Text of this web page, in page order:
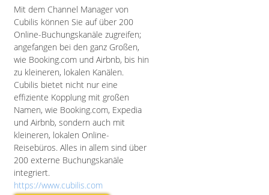
Mit dem Channel Manager von
Cubilis können Sie auf über 200
Online-Buchungskanäle zugreifen;
angefangen bei den ganz Großen,
wie Booking.com und Airbnb, bis hin
zu kleineren, lokalen Kanälen.
Cubilis bietet nicht nur eine
effiziente Kopplung mit großen
Namen, wie Booking.com, Expedia
und Airbnb, sondern auch mit
kleineren, lokalen Online-
Reisebüros. Alles in allem sind über
200 externe Buchungskanäle
integriert.
https://www.cubilis.com